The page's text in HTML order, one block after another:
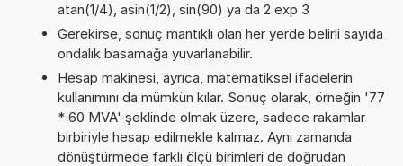
atan(1/4), asin(1/2), sin(90) ya da 2 exp 3
Gerekirse, sonuç mantıklı olan her yerde belirli sayıda
ondalık basamağa yuvarlanabilir.
Hesap makinesi, ayrıca, matematiksel ifadelerin
kullanımını da mümkün kılar. Sonuç olarak, örneğin '77
* 60 MVA' şeklinde olmak üzere, sadece rakamlar
birbiriyle hesap edilmekle kalmaz. Aynı zamanda
dönüştürmede farklı ölçü birimleri de doğrudan